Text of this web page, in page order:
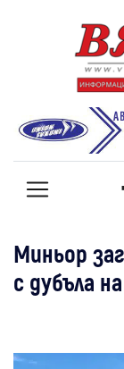
Миньор
с дубъла